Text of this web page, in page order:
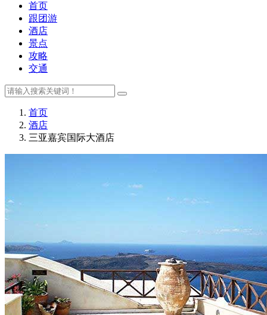
首页
跟团游
酒店
景点
攻略
交通
首页
酒店
三亚嘉宾国际大酒店